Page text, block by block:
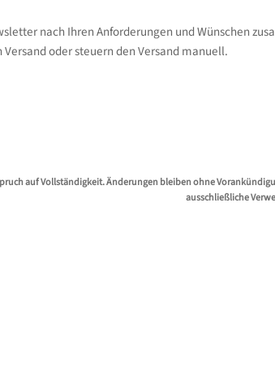
nach Ihren Anforderungen und Wünschen
oder steuern den Versand manuell.
auf Vollständigkeit. Änderungen bleiben ohne
ausschließliche